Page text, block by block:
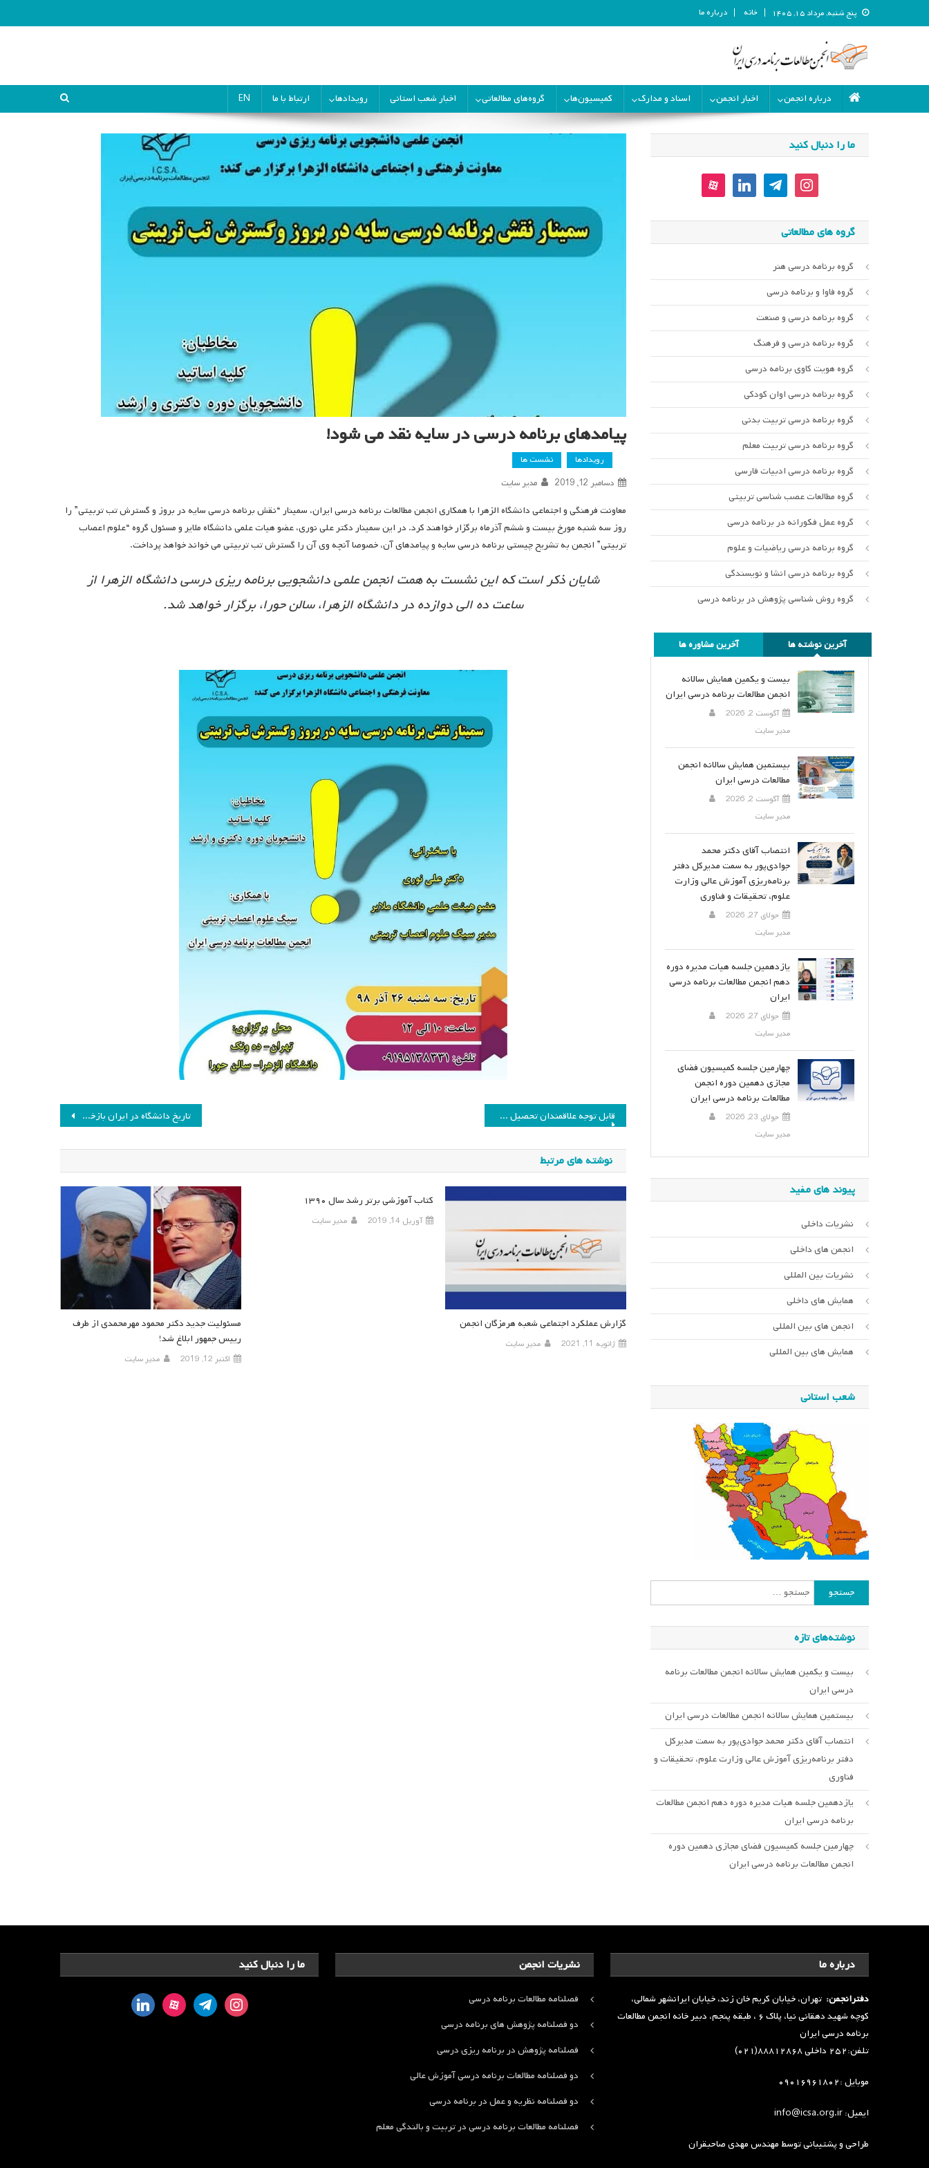
پنج شنبه, مرداد ۱۵, ۱۴۰۵ خانه درباره ما
انجمن مطالعات برنامه درسی ایران
درباره انجمن
اخبار انجمن اسناد و مدارک کمیسیون‌ها گروه‌های مطالعاتی اخبار شعب استانی رویدادها ارتباط با ما EN
پیامدهای برنامه درسی در سایه نقد می شود!
رویدادها نشست ها
دسامبر 12, 2019 مدیر سایت
معاونت فرهنگی و اجتماعی دانشگاه الزهرا با همکاری انجمن مطالعات برنامه درسی ایران، سمینار “نقش برنامه درسی سایه در بروز و گسترش تب تربیتی” را
روز سه شنبه مورخ بیست و ششم آذرماه برگزار خواهند کرد. در این سمینار دکتر علی نوری، عضو هیات علمی دانشگاه ملایر و مسئول گروه “علوم اعصاب
تربیتی” انجمن به تشریح چیستی برنامه درسی سایه و پیامدهای آن، خصوصا آنچه وی آن را گسترش تب تربیتی می خواند خواهد پرداخت.
شایان ذکر است که این نشست به همت انجمن علمی دانشجویی برنامه ریزی درسی دانشگاه الزهرا از
ساعت ده الی دوازده در دانشگاه الزهرا، سالن حورا، برگزار خواهد شد.
راهبری
نوشته
تاریخ دانشگاه در ایران بازخوانی می شود! قابل توجه علاقمندان تحصیل در مقطع دکتری
نوشته های مرتبط
مسئولیت جدید دکتر محمود مهرمحمدی از طرف
رییس جمهور ابلاغ شد!
اکتبر 12, 2019 مدیر سایت
کتاب آموزشی برتر رشد سال ۱۳۹۰
آوریل 14, 2019 مدیر سایت
گزارش عملکرد اجتماعی شعبه هرمزگان انجمن
ژانویه 11, 2021 مدیر سایت
ما را دنبال کنید
instagram
telegram
linkedin
aparat
گروه های مطالعاتی
گروه برنامه درسی هنر
گروه فاوا و برنامه درسی
گروه برنامه درسی و صنعت
گروه برنامه درسی و فرهنگ
گروه هویت کاوی برنامه درسی
گروه برنامه درسی اوان کودکی
گروه برنامه درسی تربیت بدنی
گروه برنامه درسی تربیت معلم
گروه برنامه درسی ادبیات فارسی
گروه مطالعات عصب شناسی تربیتی
گروه عمل فکورانه در برنامه درسی
گروه برنامه درسی ریاضیات و علوم
گروه برنامه درسی انشا و نویسندگی
گروه روش شناسی پژوهش در برنامه درسی
آخرین نوشته ها آخرین مشاوره ها
بیست و یکمین همایش سالانه
انجمن مطالعات برنامه درسی ایران
آگوست 2, 2026
مدیر سایت
بیستمین همایش سالانه انجمن
مطالعات درسی ایران
آگوست 2, 2026
مدیر سایت
انتصاب آقای دکتر محمد
جوادی‌پور به سمت مدیرکل دفتر
برنامه‌ریزی آموزش عالی وزارت
علوم، تحقیقات و فناوری
جولای 27, 2026
مدیر سایت
یازدهمین جلسه هیات مدیره دوره
دهم انجمن مطالعات برنامه درسی
ایران
جولای 27, 2026
مدیر سایت
چهارمین جلسه کمیسیون فضای
مجازی دهمین دوره انجمن
مطالعات برنامه درسی ایران
جولای 23, 2026
مدیر سایت
پیوند های مفید
نشریات داخلی
انجمن های داخلی
نشریات بین المللی
همایش های داخلی
انجمن های بین المللی
همایش های بین المللی
شعب استانی
جستجو
برای:
نوشته‌های تازه
بیست و یکمین همایش سالانه انجمن مطالعات برنامه
درسی ایران
بیستمین همایش سالانه انجمن مطالعات درسی ایران
انتصاب آقای دکتر محمد جوادی‌پور به سمت مدیرکل
دفتر برنامه‌ریزی آموزش عالی وزارت علوم، تحقیقات و
فناوری
یازدهمین جلسه هیات مدیره دوره دهم انجمن مطالعات
برنامه درسی ایران
چهارمین جلسه کمیسیون فضای مجازی دهمین دوره
انجمن مطالعات برنامه درسی ایران
ما را دنبال کنید
instagram
telegram
aparat
linkedin
نشریات انجمن
فصلنامه مطالعات برنامه درسی
دو فصلنامه پژوهش های برنامه درسی
فصلنامه پژوهش در برنامه ریزی درسی
دو فصلنامه مطالعات برنامه درسی آموزش عالی
دو فصلنامه نظریه و عمل در برنامه درسی
فصلنامه مطالعات برنامه درسی در تربیت و بالندگی معلم
درباره ما
دفترانجمن: تهران، خیابان کریم خان زند، خیابان ایرانشهر شمالی،
کوچه شهید دهقانی نیا، پلاک ۶ ، طبقه پنجم، دبیر خانه انجمن مطالعات
برنامه درسی ایران
تلفن:۲۵۲ داخلی ۸۸۸۱۲۸۶۸(۰۲۱)
موبایل :۰۹۰۱۶۹۶۱۸۰۲
ایمیل: info@icsa.org.ir
طراحی و پشتیبانی توسطمهندس مهدی صاحبقران